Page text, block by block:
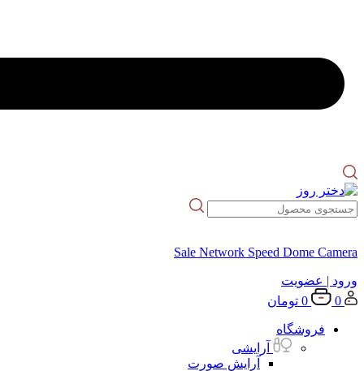
Sale Network Speed Dome Camera
ورود | عضویت
0
0 تومان
فروشگاه
آرایشی
آرایش صورت